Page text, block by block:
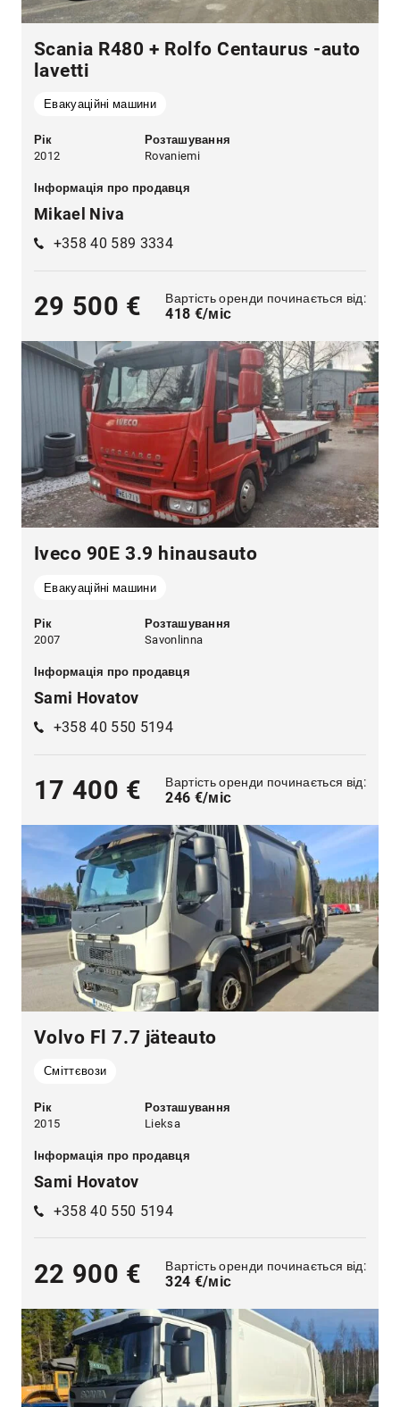
Scania R480 + Rolfo Centaurus -auto
lavetti
Евакуаційні машини
Рік
2012
Розташування
Rovaniemi
Інформація про продавця
Mikael Niva
+358 40 589 3334
29 500 € Вартість оренди починається від:
418 €/міс
Iveco 90E 3.9 hinausauto
Евакуаційні машини
Рік
2007
Розташування
Savonlinna
Інформація про продавця
Sami Hovatov
+358 40 550 5194
17 400 € Вартість оренди починається від:
246 €/міс
Volvo Fl 7.7 jäteauto
Сміттєвози
Рік
2015
Розташування
Lieksa
Інформація про продавця
Sami Hovatov
+358 40 550 5194
22 900 € Вартість оренди починається від:
324 €/міс